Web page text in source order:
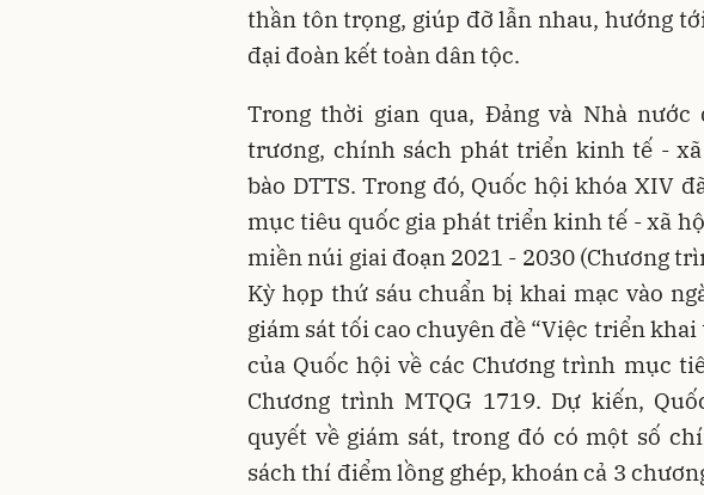
thần tôn trọng, giúp đỡ lẫn nhau, hướng
đại đoàn kết toàn dân tộc.
Trong thời gian qua, Đảng và Nhà
trương, chính sách phát triển kinh tế -
bào DTTS. Trong đó, Quốc hội khóa XIV
mục tiêu quốc gia phát triển kinh tế - xã
miền núi giai đoạn 2021 - 2030 (Chương
Kỳ họp thứ sáu chuẩn bị khai mạc vào
giám sát tối cao chuyên đề “Việc triển
của Quốc hội về các Chương trình mục
Chương trình MTQG 1719. Dự kiến,
quyết về giám sát, trong đó có một số
sách thí điểm lồng ghép, khoán cả 3